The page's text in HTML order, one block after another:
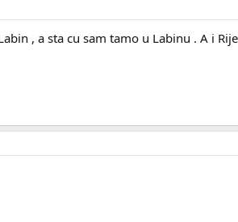
, a sta cu sam tamo u Labinu . A i